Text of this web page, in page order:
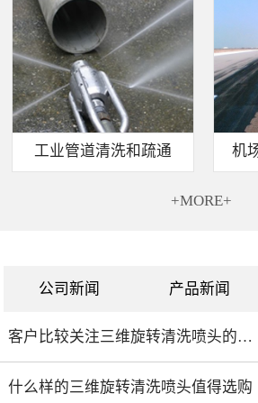
工业管道清洗和疏通
+MORE+
公司新闻 产品新闻
客户比较关注三维旋转清洗喷头的哪些方面
什么样的三维旋转清洗喷头值得选购